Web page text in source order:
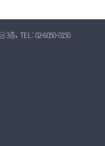
3층 TEL : 02-6050-0150